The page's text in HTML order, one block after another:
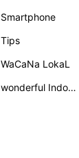
Smartphone
Tips
WaCaNa LokaL
wonderful Indonesia